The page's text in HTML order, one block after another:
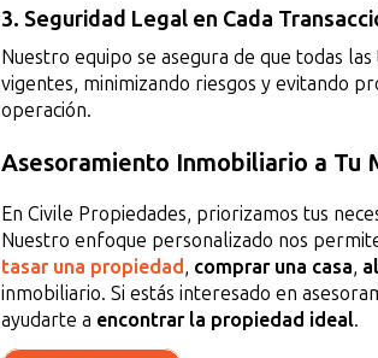
3. Seguridad Legal en Cada
Nuestro equipo se asegura de que todas
vigentes, minimizando riesgos y evitando
operación.
Asesoramiento Inmobiliario a Tu
En Civile Propiedades, priorizamos tus
Nuestro enfoque personalizado nos
tasar una propiedad, comprar una casa,
inmobiliario. Si estás interesado en
ayudarte a encontrar la propiedad ideal.